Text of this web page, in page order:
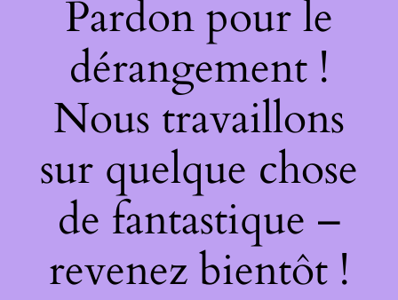
Pardon pour le
dérangement !
Nous travaillons
sur quelque chose
de fantastique –
revenez bientôt !